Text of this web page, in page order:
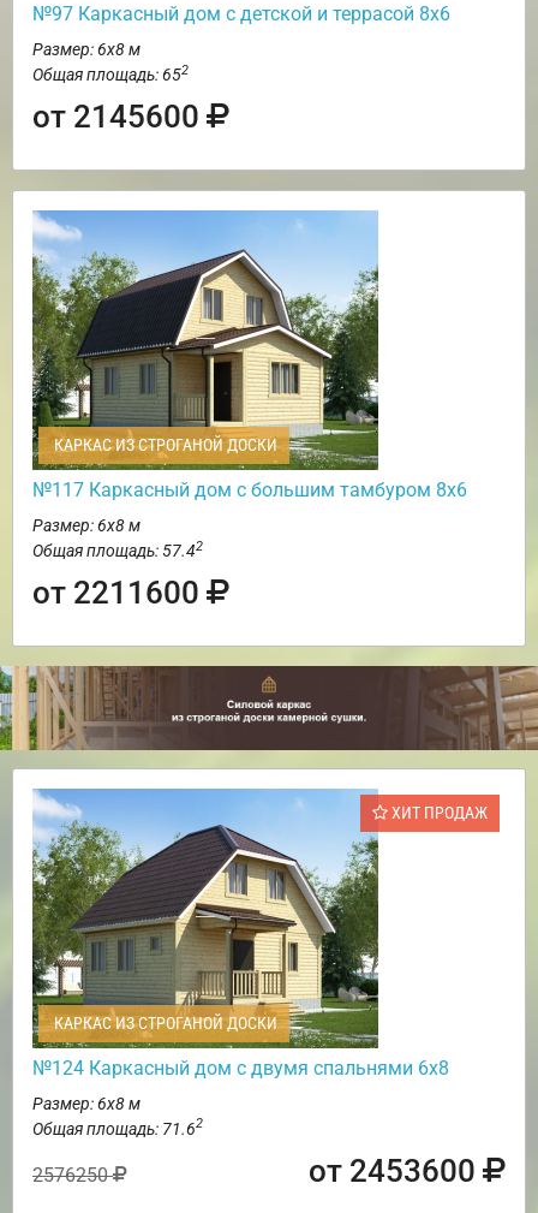
№97 Каркасный дом с детской и террасой 8х6
Размер: 6х8 м
Общая площадь: 652
от 2145600
КАРКАС ИЗ СТРОГАНОЙ ДОСКИ
№117 Каркасный дом с большим тамбуром 8х6
Размер: 6х8 м
Общая площадь: 57.42
от 2211600
ХИТ ПРОДАЖ
КАРКАС ИЗ СТРОГАНОЙ ДОСКИ
№124 Каркасный дом с двумя спальнями 6х8
Размер: 6х8 м
Общая площадь: 71.62
2576250 от 2453600